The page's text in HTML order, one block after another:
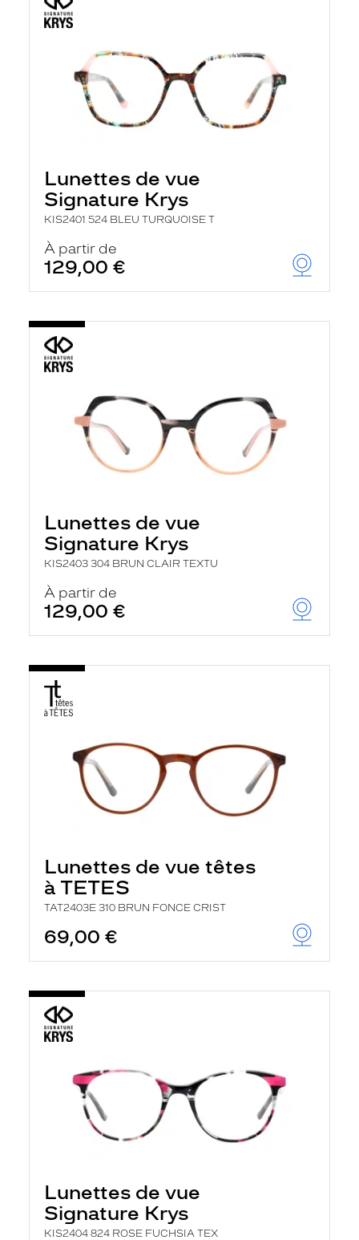
Lunettes de vue
Signature Krys
KIS2401 524 BLEU TURQUOISE T
À partir de
129,00 €
Lunettes de vue
Signature Krys
KIS2403 304 BRUN CLAIR TEXTU
À partir de
129,00 €
Lunettes de vue têtes
à TETES
TAT2403E 310 BRUN FONCE CRIST
69,00 €
Lunettes de vue
Signature Krys
KIS2404 824 ROSE FUCHSIA TEX